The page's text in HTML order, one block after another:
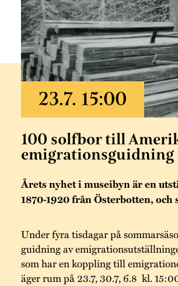
100 solfbor till
emigrationsguidning
Årets nyhet i museibyn är en
1870-1920 från Österbotten,
Under fyra tisdagar på
guidning av
som har en koppling till
äger rum på 23.7, 30.7, 6.8 kl.